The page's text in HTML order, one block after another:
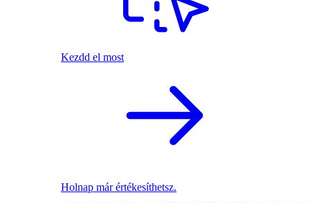
Kezdd el most
Holnap már értékesíthetsz.